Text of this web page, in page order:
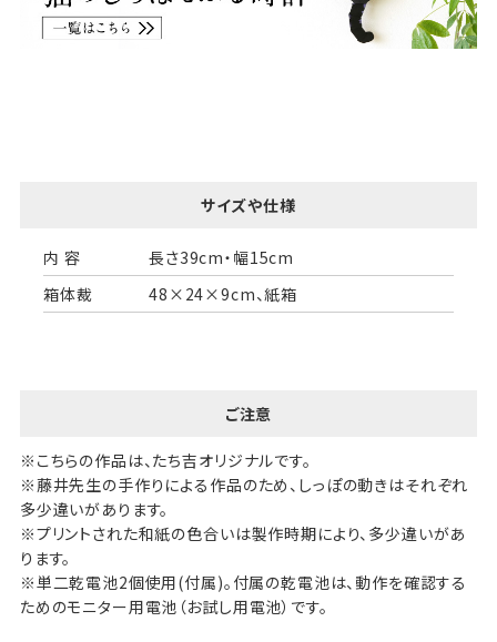
サイズや仕様
内 容
長さ39cm・幅15cm
箱体裁
48×24×9cm、紙箱
ご注意
※こちらの作品は、たち吉オリジナルです。
※藤井先生の手作りによる作品のため、しっぽの動きはそれぞれ
多少違いがあります。
※プリントされた和紙の色合いは製作時期により、多少違いがあ
ります。
※単二乾電池2個使用(付属)。付属の乾電池は、動作を確認する
ためのモニター用電池（お試し用電池）です。